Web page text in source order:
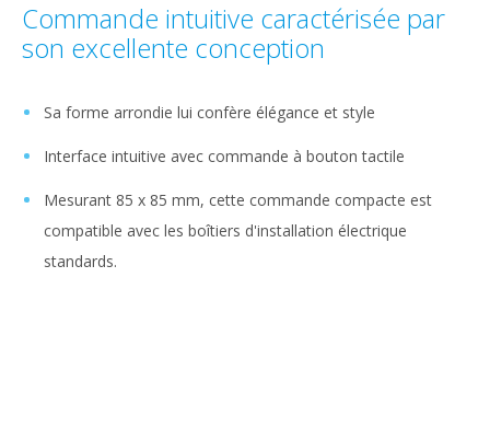
Commande intuitive caractérisée par
son excellente conception
Sa forme arrondie lui confère élégance et style
Interface intuitive avec commande à bouton tactile
Mesurant 85 x 85 mm, cette commande compacte est
compatible avec les boîtiers d'installation électrique
standards.